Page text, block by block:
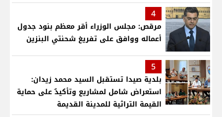
4
مرقص: مجلس الوزراء أقر معظم بنود جدول
أعماله ووافق على تفريغ شحنتي البنزين
5
بلدية صيدا تستقبل السيد محمد زيدان:
استعراض شامل لمشاريع وتأكيدٌ على حماية
القيمة التراثية للمدينة القديمة